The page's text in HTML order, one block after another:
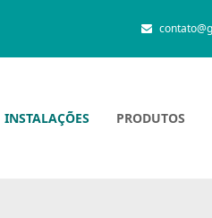
INSTALAÇÕES PRODUTOS